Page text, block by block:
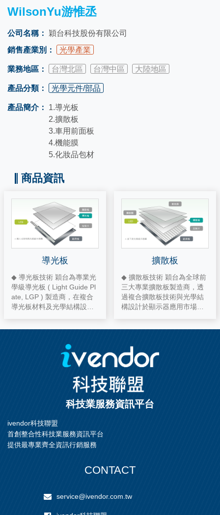
WilsonYu游惟丞
公司名稱：
穎台科技股份有限公司
銷售產業別：
光學產業
業務地區： 台灣北區 台灣中區 大陸地區
產品分類： 光學元件/部品
產品簡介：
1.導光板
2.擴散板
3.車用前面板
4.機能膜
5.化妝品包材
商品資訊
導光板
◆ 導光板技術 穎台為專業光
學級導光板 ( Light Guide Pl
ate, LGP ) 製造商，在複合
導光板材料及光學結構設計
密光學設計模擬，搭配多樣
化超精密成型製程可提供顯
示器應用的客戶最優質的光
擴散板
◆ 擴散板技術 穎台為全球前
三大專業擴散板製造商，透
過複合擴散板技術與光學結
構設計於顯示器應用市場累
質的光學材料。
科技業服務資訊平台
ivendor科技聯盟
首創整合性科技業服務資訊平台
提供最專業齊全資訊行銷服務
CONTACT
service@ivendor.com.tw